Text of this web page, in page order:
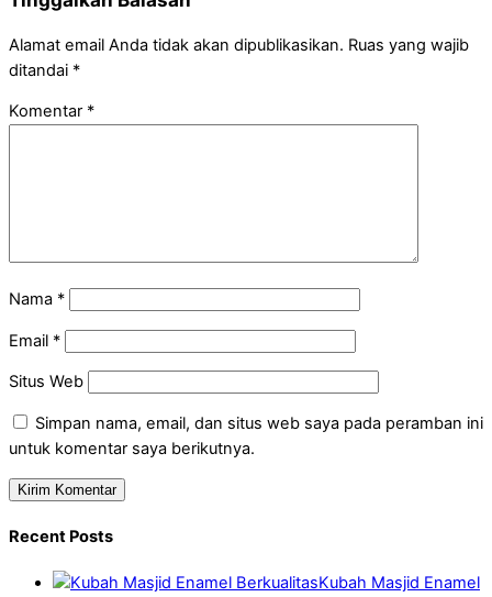
Alamat email Anda tidak akan dipublikasikan. Ruas yang wajib
ditandai *
Komentar *
Nama *
Email *
Situs Web
Simpan nama, email, dan situs web saya pada peramban ini
untuk komentar saya berikutnya.
Recent Posts
Kubah Masjid Enamel